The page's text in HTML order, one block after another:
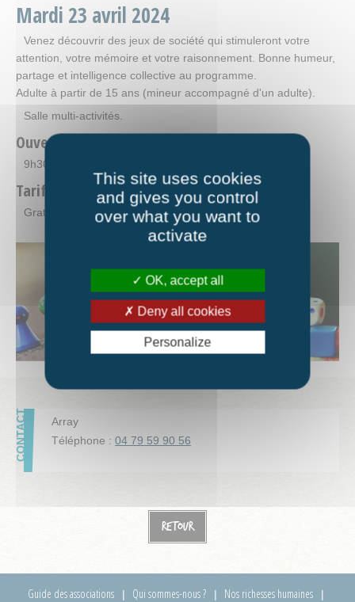
Mardi 23 avril 2024
Venez découvrir des jeux de société qui stimuleront votre
attention, votre mémoire et votre raisonnement. Bonne humeur,
partage et intelligence collective au programme.
Adulte à partir de 15 ans (mineur accompagné d'un adulte).
Salle multi-activités.
Ouverture
9h30-12h00
Tarifs
Gratuit - Sans inscription
Array
Téléphone : 04 79 59 90 56
Retour
Guide des associations Qui sommes-nous ?
Nos richesses humaines
This site uses cookies
and gives you control
over what you want to
activate
OK, accept all
Deny all cookies
Personalize